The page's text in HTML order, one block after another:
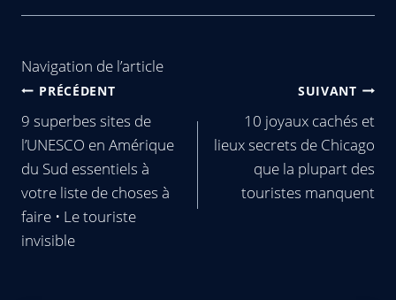
Navigation de l’article
PRÉCÉDENT
9 superbes sites de
l’UNESCO en Amérique
du Sud essentiels à
votre liste de choses à
faire • Le touriste
invisible
SUIVANT
10 joyaux cachés et
lieux secrets de Chicago
que la plupart des
touristes manquent